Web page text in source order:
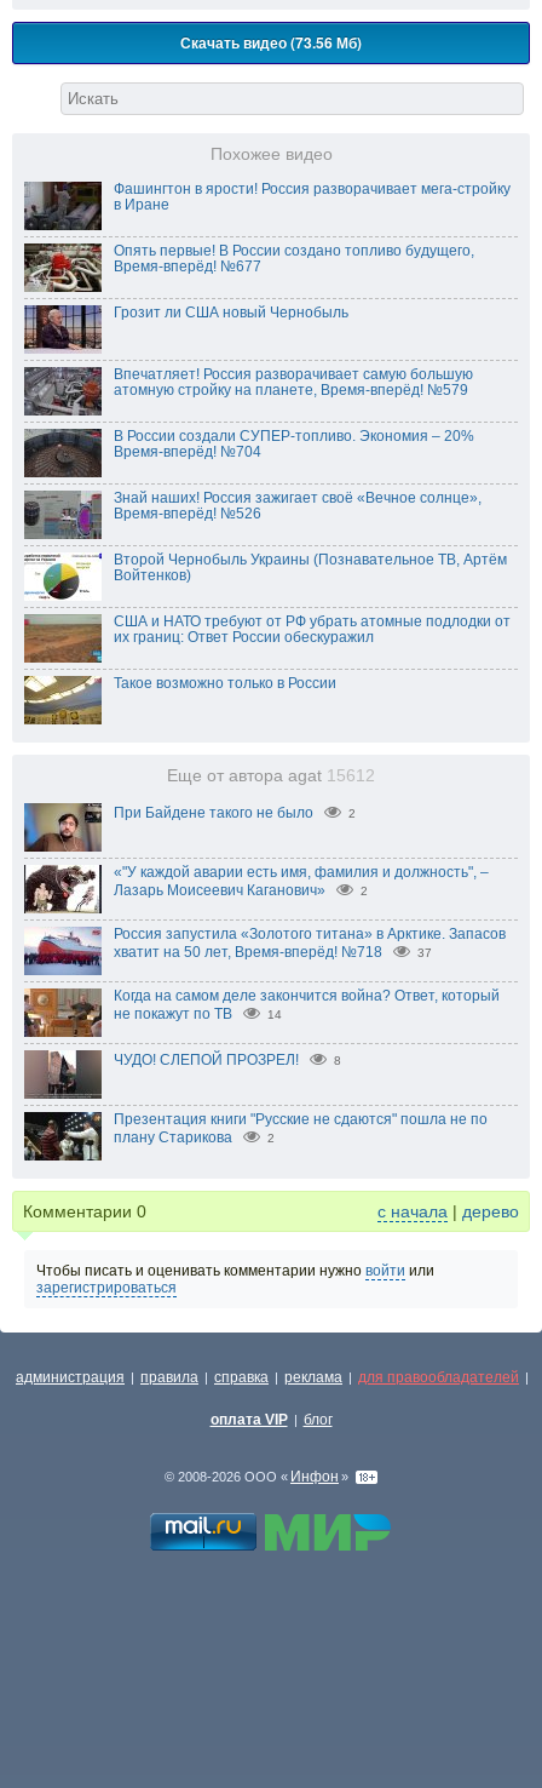
Скачать видео (73.56 Мб)
Похожее видео
Фашингтон в ярости! Россия разворачивает мега-стройку
в Иране
Опять первые! В России создано топливо будущего,
Время-вперёд! №677
Грозит ли США новый Чернобыль
Впечатляет! Россия разворачивает самую большую
атомную стройку на планете, Время-вперёд! №579
В России создали СУПЕР-топливо. Экономия – 20%
Время-вперёд! №704
Знай наших! Россия зажигает своё «Вечное солнце»,
Время-вперёд! №526
Второй Чернобыль Украины (Познавательное ТВ, Артём
Войтенков)
США и НАТО требуют от РФ убрать атомные подлодки от
их границ: Ответ России обескуражил
Такое возможно только в России
Еще от автора agat 15612
При Байдене такого не было 2
«"У каждой аварии есть имя, фамилия и должность", –
Лазарь Моисеевич Каганович»
2
Россия запустила «Золотого титана» в Арктике. Запасов
хватит на 50 лет, Время-вперёд! №718
37
Когда на самом деле закончится война? Ответ, который
не покажут по ТВ
14
ЧУДО! СЛЕПОЙ ПРОЗРЕЛ! 8
Презентация книги "Русские не сдаются" пошла не по
плану Старикова
2
Комментарии 0 с начала | дерево
Чтобы писать и оценивать комментарии нужно войти или
зарегистрироваться
администрация | правила | справка | реклама | для правообладателей |
оплата VIP | блог
© 2008-2026 ООО « Инфон »